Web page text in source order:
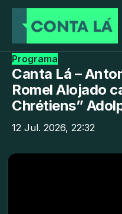
Programa
Canta Lá –
Romel Alojado
Chrétiens”
12 Jul. 2026, 22:32